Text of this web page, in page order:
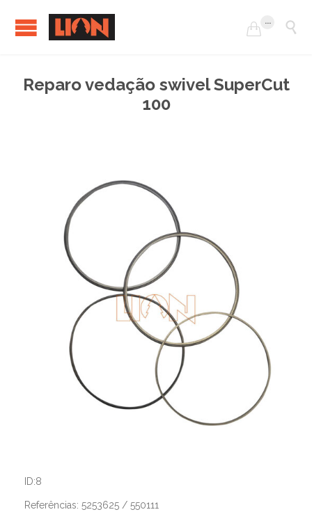

... 
Reparo vedação swivel SuperCut
100
ID:8
Referências: 5253625 / 550111